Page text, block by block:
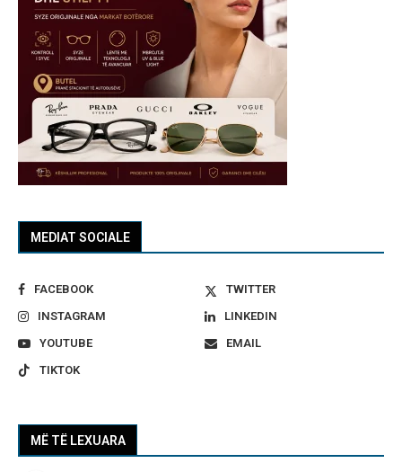
MEDIAT SOCIALE
FACEBOOK
TWITTER
INSTAGRAM
LINKEDIN
YOUTUBE
EMAIL
TIKTOK
MË TË LEXUARA